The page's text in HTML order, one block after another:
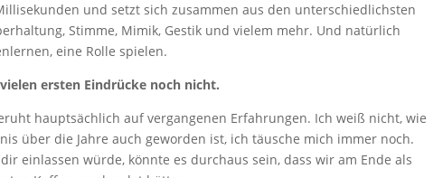
und setzt sich zusammen aus den unterschiedlichsten
Stimme, Mimik, Gestik und vielem mehr. Und natürlich
eine Rolle spielen.
ersten Eindrücke noch nicht.
hauptsächlich auf vergangenen Erfahrungen. Ich weiß nicht, wie
über die Jahre auch geworden ist, ich täusche mich immer noch.
einlassen würde, könnte es durchaus sein, dass wir am Ende als